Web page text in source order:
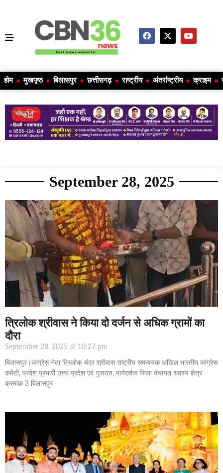
होम मुखपृष्ठ बिलासपुर छत्तीसगढ़ राष्ट्रीय अंतर्राष्ट्रीय क्राइम
September 28, 2025
त्रिलोक श्रीवास ने किया दो दर्जन से अधिक ग्रामों का
दौरा
September 28, 2025 10:27 pm
बिलासपुर।कांग्रेस नेता त्रिलोक चंद्र श्रीवास राष्ट्रीय समन्वयक अखिल भारतीय कांग्रेस
कमेटी, प्रदेश प्रभारी उत्तर प्रदेश एवं गुजरात, मार्गदर्शक जिला पंचायत सदस्य क्षेत्र
क्रमांक 3 बिलासपुर